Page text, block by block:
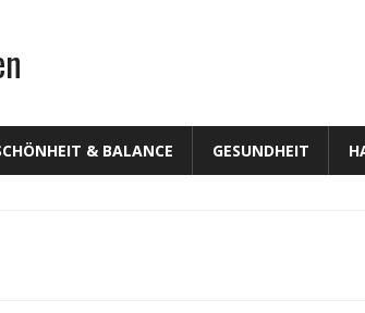
& BALANCE GESUNDHEIT